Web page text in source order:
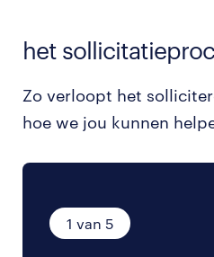
het
Zo verloopt het
hoe we jou kunnen
1 van 5